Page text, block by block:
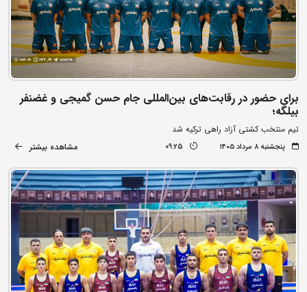
برای حضور در رقابت‌های بین‌المللی جام حسن گمیجی و غضنفر
بیلگه؛
تیم منتخب کشتی آزاد راهی ترکیه شد
پنجشنبه ۸ مرداد ۱۴۰۵ 09:25 مشاهده بیشتر